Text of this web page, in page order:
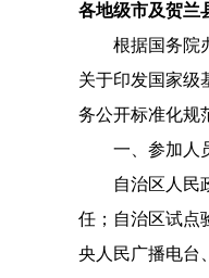
各地级市及贺兰
根据国务院
关于印发国家级
务公开标准化规
一、参加人
自治区人民
任；自治区试点
央人民广播电台